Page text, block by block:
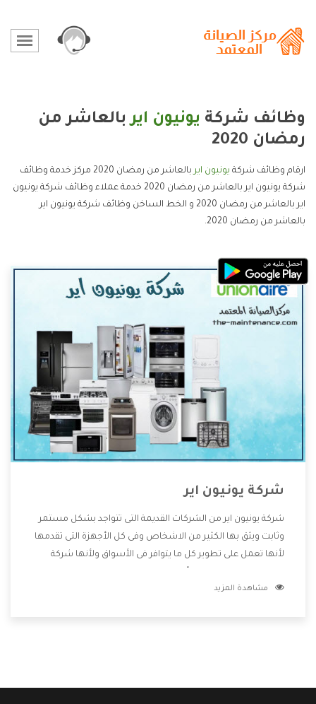
وظائف شركة يونيون ايربالعاشر من
رمضان 2020
ارقام وظائف شركة يونيون اير
بالعاشر من رمضان 2020 مركز خدمة وظائف
شركة يونيون اير بالعاشر من رمضان 2020 خدمة عملاء وظائف شركة يونيون
اير بالعاشر من رمضان 2020 و الخط الساخن وظائف شركة يونيون اير
بالعاشر من رمضان 2020.
شركة يونيون اير
شركة يونيون اير من الشركات القديمة التى تتواجد بشكل مستمر
وثابت ويثق بها الكثير من الاشخاص وفى كل الأجهزة التى تقدمها
لأنها تعمل على تطوير كل ما يتوافر فى الأسواق ولأنها شركة
وتقدم للعملاء أقوى العروض والخصومات التى تسهل على
مشاهدة المزيد